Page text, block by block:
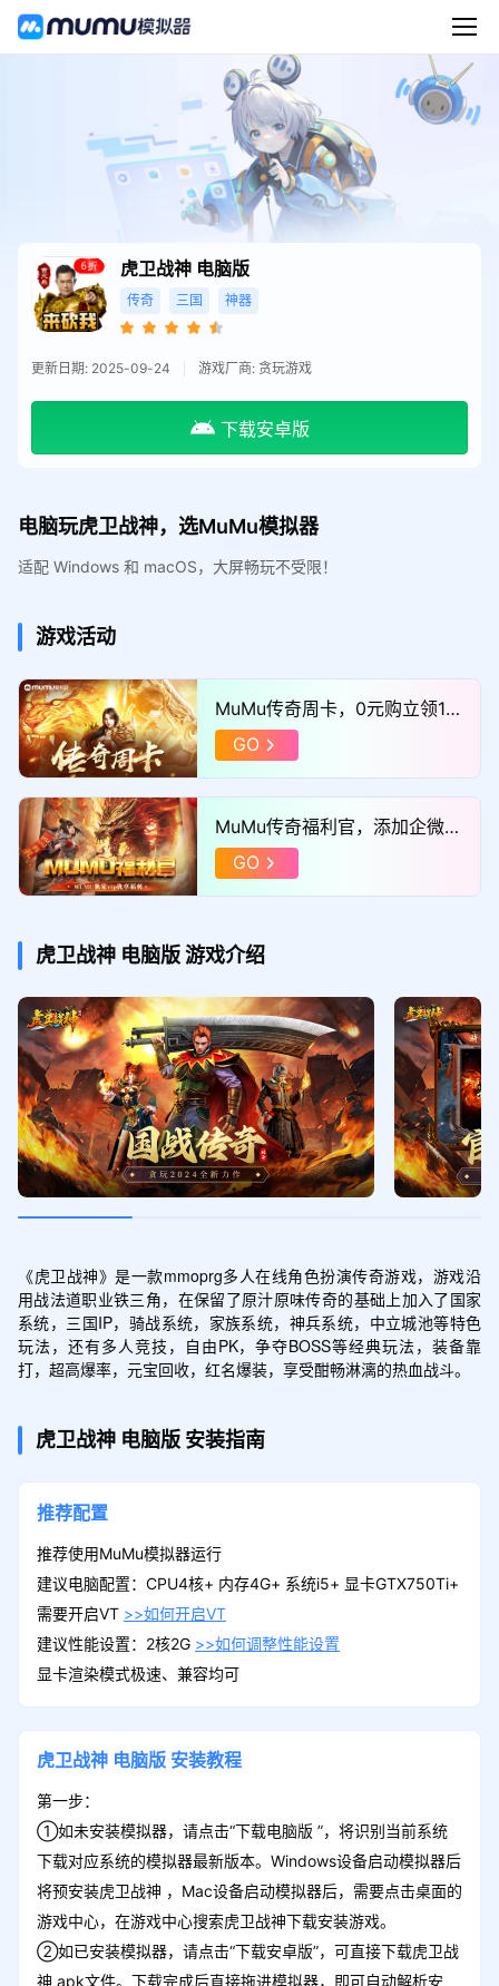
虎卫战神 电脑版
传奇 三国 神器
更新日期: 2025-09-24 游戏厂商: 贪玩游戏
下载安卓版
电脑玩虎卫战神，选MuMu模拟器
适配 Windows 和 macOS，大屏畅玩不受限！
游戏活动
MuMu传奇周卡，0元购立领11
52满减券！
GO
MuMu传奇福利官，添加企微领
取“独家礼包”！
GO
虎卫战神 电脑版游戏介绍
《虎卫战神》是一款mmoprg多人在线角色扮演传奇游戏，游戏沿
用战法道职业铁三角，在保留了原汁原味传奇的基础上加入了国家
系统，三国IP，骑战系统，家族系统，神兵系统，中立城池等特色
玩法，还有多人竞技，自由PK，争夺BOSS等经典玩法，装备靠
打，超高爆率，元宝回收，红名爆装，享受酣畅淋漓的热血战斗。
虎卫战神 电脑版 安装指南
推荐配置
推荐使用MuMu模拟器运行
建议电脑配置：CPU4核+ 内存4G+ 系统i5+ 显卡GTX750Ti+
需要开启VT >>如何开启VT
建议性能设置：2核2G >>如何调整性能设置
显卡渲染模式极速、兼容均可
虎卫战神 电脑版 安装教程
第一步：
①如未安装模拟器，请点击“下载电脑版 ”，将识别当前系统
下载对应系统的模拟器最新版本。Windows设备启动模拟器后
将预安装虎卫战神 ，Mac设备启动模拟器后，需要点击桌面的
游戏中心，在游戏中心搜索虎卫战神下载安装游戏。
②如已安装模拟器，请点击“下载安卓版”，可直接下载虎卫战
神 apk文件。下载完成后直接拖进模拟器，即可自动解析安